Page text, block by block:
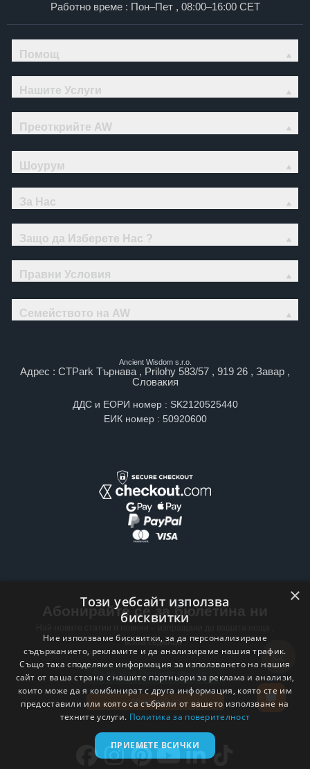
Работно време : Пон–Пет , 08:00–16:00 CET
Помощ
Нашите Услуги
Преоткрийте AW
Шоурум
За Нас
Защо да Изберете Нас ?
Правни Условия
Семейството на AW
Ancient Wisdom s.r.o.
Адрес : CTPark Търнава , Prilohy 583/57 , 919 26 , Завар ,
Словакия
ДДС и ЕОРИ номер : SK2120525440
ЕИК номер : 50920600
Абонирайте се за бюлетина ни
всяка седмица .
Email address
Абонирай се
×
Този уебсайт използва
бисквитки
Ние използваме бисквитки, за да персонализираме
съдържанието, рекламите и да анализираме нашия трафик.
Също така споделяме информация за използването на нашия
сайт от ваша страна с нашите партньори за реклама и анализи,
които може да я комбинират с друга информация, която сте им
предоставили или която са събрали от вашето използване на
техните услуги. Политика за поверителност
ПРИЕМЕТЕ ВСИЧКИ